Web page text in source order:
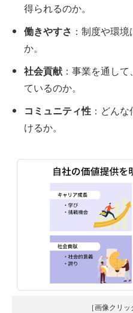
得られるのか。
働きやすさ ：制度や環
か。
社会貢献 ：事業を通し
ているのか。
コミュニティ性 ：どん
けるか。
［画像クリ